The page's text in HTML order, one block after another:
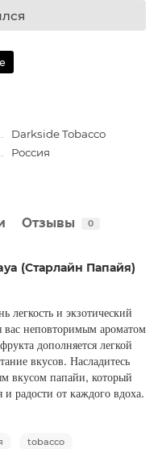
Darkside Tobacco
Россия
Отзывы 0
(Старлайн Папайя)
легкость и экзотический
вас неповторимым ароматом
дополняется легкой
вкусов. Насладитесь
вкусом папайи, который
радости от каждого вдоха.
tobacco